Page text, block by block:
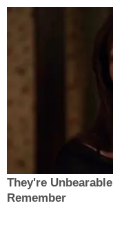
They're
Remember